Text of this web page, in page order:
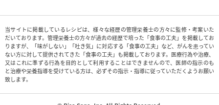
当サイトに掲載しているレシピは、様々な経歴の管理栄養士の方々に監修・考案いた
だいております。管理栄養士の方々が過去の経歴で培った「食事の工夫」を掲載してお
りますが、「味がしない」「吐き気」に対応する「食事の工夫」など、がんを患ってい
ない方に対して提供されてきた「食事の工夫」も掲載しております。医療行為や治療、
又はこれに準ずる行為を目的として利用することはできませんので、医師の指示のも
と治療や栄養指導を受けている方は、必ずその指示・指導に従っていただくようお願い
致します。